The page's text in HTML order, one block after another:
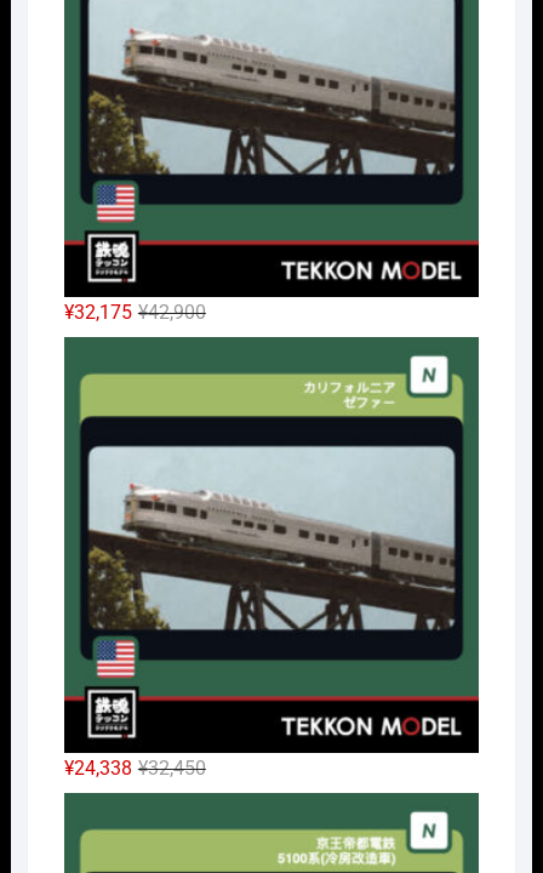
¥42,900元
の
価
で
し
た。
¥32,175
現
在
の
¥32,175
で
す。
¥32,450元
の
価
¥24,338
現
在
の